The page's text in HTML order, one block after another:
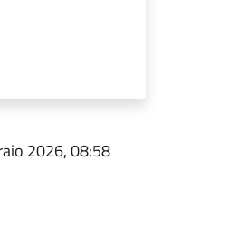
2026, 08:58